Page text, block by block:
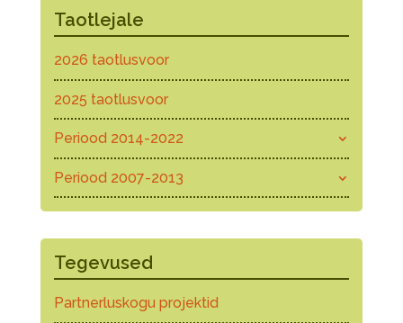
Taotlejale
2026 taotlusvoor
2025 taotlusvoor
Periood 2014-2022
Periood 2007-2013
Tegevused
Partnerluskogu projektid